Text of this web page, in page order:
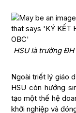
HSU là trường
Ngoài triết lý giáo
HSU còn hướng
tạo một thế hệ
khởi nghiệp và